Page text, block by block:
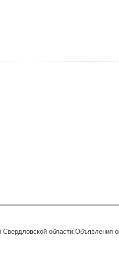
области.Объявления о